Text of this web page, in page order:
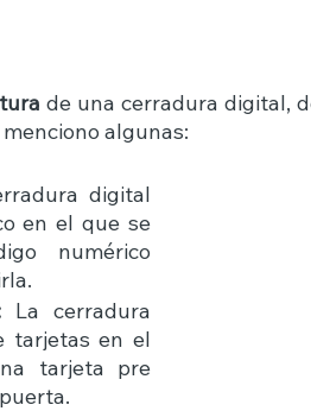
de una cerradura digital,
algunas:
digital
en el que se
numérico
La cerradura
tarjetas en el
tarjeta pre